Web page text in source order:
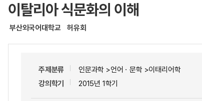
이탈리아 식문화의 이해
부산외국어대학교 허유회
주제분류
인문과학 >언어ㆍ문학 >이태리어학
강의학기
2015년 1학기